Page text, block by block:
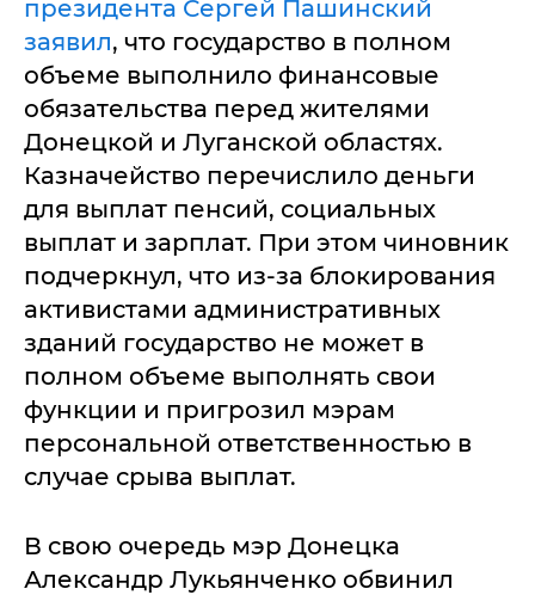
президента Сергей Пашинский
заявил, что государство в полном
объеме выполнило финансовые
обязательства перед жителями
Донецкой и Луганской областях.
Казначейство перечислило деньги
для выплат пенсий, социальных
выплат и зарплат. При этом чиновник
подчеркнул, что из-за блокирования
активистами административных
зданий государство не может в
полном объеме выполнять свои
функции и пригрозил мэрам
персональной ответственностью в
случае срыва выплат.
В свою очередь мэр Донецка
Александр Лукьянченко обвинил